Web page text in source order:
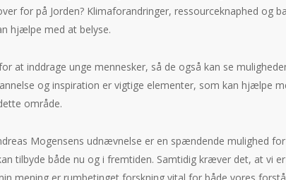
for på Jorden? Klimaforandringer, ressourceknaphed og
hjælpe med at belyse.
at inddrage unge mennesker, så de også kan se
og inspiration er vigtige elementer, som kan hjælpe
område.
Mogensens udnævnelse er en spændende mulighed
tilbyde både nu og i fremtiden. Samtidig kræver det, at vi